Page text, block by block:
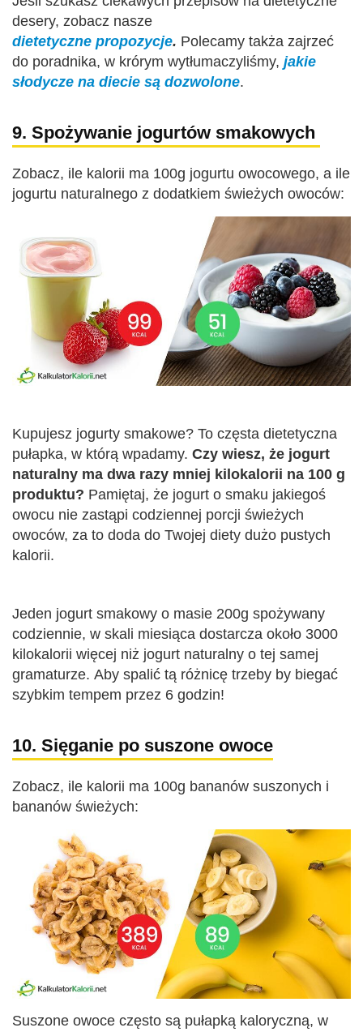
desery, zobacz nasze
dietetyczne propozycje. Polecamy takża zajrzeć
do poradnika, w krórym wytłumaczyliśmy, jakie
słodycze na diecie są dozwolone.
9. Spożywanie jogurtów smakowych
Zobacz, ile kalorii ma 100g jogurtu owocowego, a ile
jogurtu naturalnego z dodatkiem świeżych owoców:
Kupujesz jogurty smakowe? To częsta dietetyczna
pułapka, w którą wpadamy. Czy wiesz, że jogurt
naturalny ma dwa razy mniej kilokalorii na 100 g
produktu? Pamiętaj, że jogurt o smaku jakiegoś
owocu nie zastąpi codziennej porcji świeżych
owoców, za to doda do Twojej diety dużo pustych
kalorii.
Jeden jogurt smakowy o masie 200g spożywany
codziennie, w skali miesiąca dostarcza około 3000
kilokalorii więcej niż jogurt naturalny o tej samej
gramaturze. Aby spalić tą różnicę trzeby by biegać
szybkim tempem przez 6 godzin!
10. Sięganie po suszone owoce
Zobacz, ile kalorii ma 100g bananów suszonych i
bananów świeżych:
Suszone owoce często są pułapką kaloryczną, w